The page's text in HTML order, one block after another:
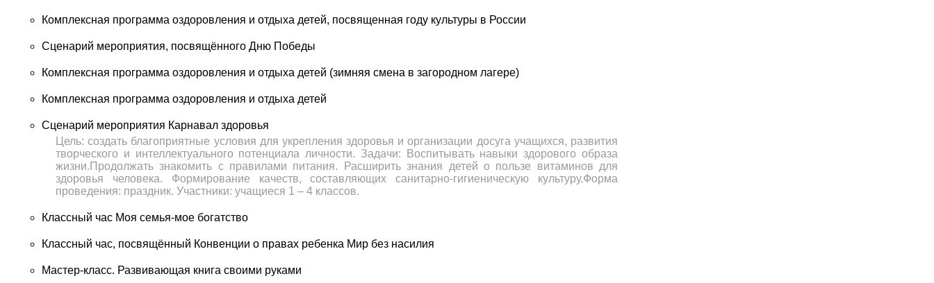
Комплексная программа оздоровления и отдыха детей, посвященная году культуры в России
Сценарий мероприятия, посвящённого Дню Победы
Комплексная программа оздоровления и отдыха детей (зимняя смена в загородном лагере)
Комплексная программа оздоровления и отдыха детей
Сценарий мероприятия Карнавал здоровья
Цель: создать благоприятные условия для укрепления здоровья и организации досуга учащихся, развития
творческого и интеллектуального потенциала личности. Задачи: Воспитывать навыки здорового образа
жизни.Продолжать знакомить с правилами питания. Расширить знания детей о пользе витаминов для
здоровья человека. Формирование качеств, составляющих санитарно-гигиеническую культуру.Форма
проведения: праздник. Участники: учащиеся 1 – 4 классов.
Классный час Моя семья-мое богатство
Классный час, посвящённый Конвенции о правах ребенка Мир без насилия
Мастер-класс. Развивающая книга своими руками